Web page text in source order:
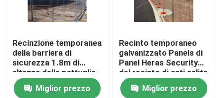
Recinzione temporanea
della barriera di
sicurezza 1.8m di
altezza della pattuglia
temporanea bianca di
perimetroMiglior prezzo
Recinto temporaneo
galvanizzato Panels di
Panel Heras Security
del recinto di anti salita
di 2.1m x di 2.4m
Miglior prezzo